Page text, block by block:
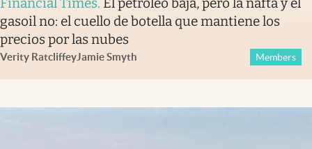
Financial Times. El petróleo baja, pero la nafta y el
gasoil no: el cuello de botella que mantiene los
precios por las nubes
Verity RatcliffeyJamie Smyth Members